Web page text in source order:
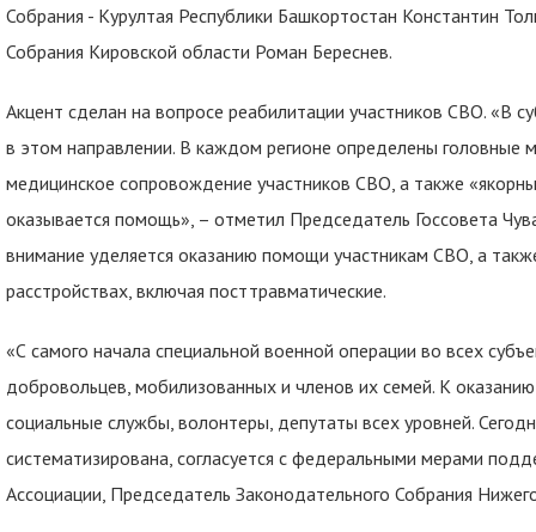
Собрания - Курултая Республики Башкортостан Константин
Собрания Кировской области Роман Береснев.
Акцент сделан на вопросе реабилитации участников СВО. «В
в этом направлении. В каждом регионе определены головные
медицинское сопровождение участников СВО, а также
оказывается помощь», – отметил Председатель Госсовета
внимание уделяется оказанию помощи участникам СВО, а
расстройствах, включая посттравматические.
«С самого начала специальной военной операции во всех
добровольцев, мобилизованных и членов их семей. К
социальные службы, волонтеры, депутаты всех уровней.
систематизирована, согласуется с федеральными мерами
Ассоциации, Председатель Законодательного Собрания